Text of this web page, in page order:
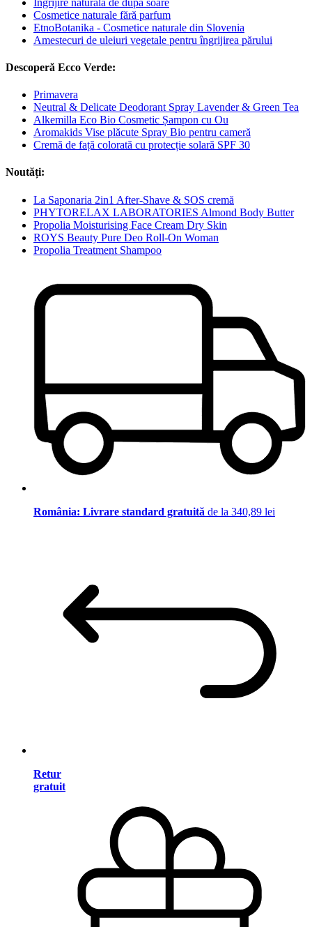
Cosmetice naturale fără parfum
EtnoBotanika - Cosmetice naturale din Slovenia
Amestecuri de uleiuri vegetale pentru îngrijirea părului
Descoperă Ecco Verde:
Primavera
Neutral & Delicate Deodorant Spray Lavender & Green Tea
Alkemilla Eco Bio Cosmetic Șampon cu Ou
Aromakids Vise plăcute Spray Bio pentru cameră
Cremă de față colorată cu protecție solară SPF 30
Noutăți:
La Saponaria 2in1 After-Shave & SOS cremă
PHYTORELAX LABORATORIES Almond Body Butter
Propolia Moisturising Face Cream Dry Skin
ROYS Beauty Pure Deo Roll-On Woman
Propolia Treatment Shampoo
România: Livrare standard gratuită de la 340,89 lei
Retur
gratuit